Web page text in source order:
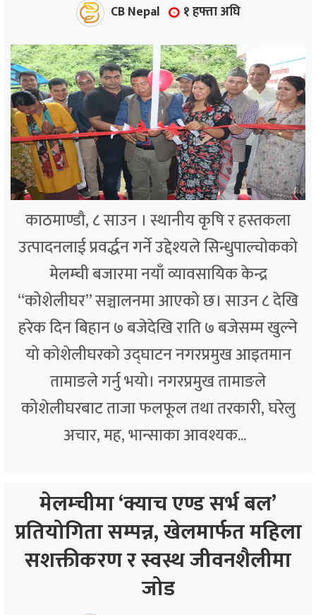
CB Nepal १ हफ्ता अघि
काठमाण्डौ, ८ साउन । स्थानीय कृषि र हस्तकला
उत्पादनलाई प्रवर्द्धन गर्ने उद्देश्यले सिन्धुपाल्चोकको
मेलम्ची बजारमा नयाँ व्यावसायिक केन्द्र
“कोशेलीघर” सञ्चालनमा आएको छ। साउन ८ देखि
हरेक दिन बिहान ७ बजेदेखि राति ७ बजेसम्म खुल्ने
यो कोशेलीघरको उद्घाटन नगरप्रमुख आइतमान
तामाङले गर्नु भयो। नगरप्रमुख तामाङले
कोशेलीघरबाट ताजा फलफूल तथा तरकारी, घरेलु
अचार, मह, भान्साका आवश्यक...
मेलम्चीमा ‘क्याच एण्ड सर्भ बल’
प्रतियोगिता सम्पन्न, खेलमार्फत महिला
सशक्तीकरण र स्वस्थ जीवनशैलीमा
जोड